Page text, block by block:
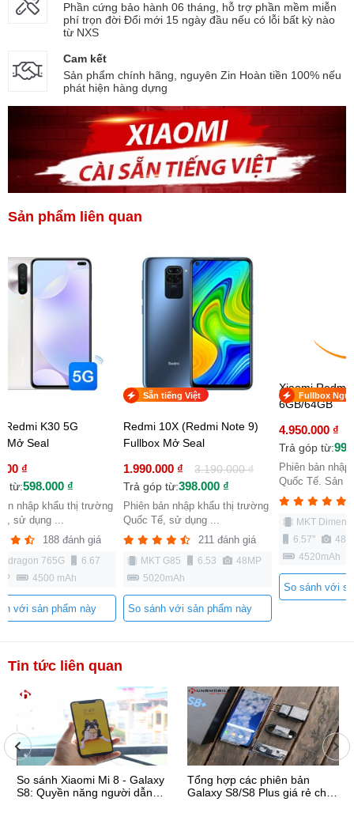
Phần cứng bảo hành 06 tháng, hỗ trợ phần mềm miễn
phí trọn đời Đổi mới 15 ngày đầu nếu có lỗi bất kỳ nào
từ NXS
Cam kết
Sản phẩm chính hãng, nguyên Zin Hoàn tiền 100% nếu
phát hiện hàng dựng
Sản phẩm liên quan
Redmi K30 5G
Mở Seal
₫
từ:598.000 ₫
nhập khẩu thị trường
sử dụng ...
188 đánh giá
765G
6.67
4500 mAh
với sản phẩm này
Redmi 10X (Redmi Note 9)
Fullbox Mở Seal
1.990.000 ₫
3.190.000 ₫
Trả góp từ:398.000 ₫
Phiên bản nhập khẩu thị trường
Quốc Tế, sử dụng ...
211 đánh giá
MKT G85 6.53
48MP
5020mAh
Sẵn tiếng Việt
So sánh với sản phẩm này
Xiaomi Redmi
6GB/64GB
4.950.000 ₫
Trả góp từ:
Phiên bản
Quốc Tế. Sản
MKT
6.57"
4520mAh
Fullbox
So sánh với
Tin tức liên quan
So sánh Xiaomi Mi 8 - Galaxy
S8: Quyền năng người dẫn
Tổng hợp các phiên bản
Galaxy S8/S8 Plus giá rẻ chỉ 6